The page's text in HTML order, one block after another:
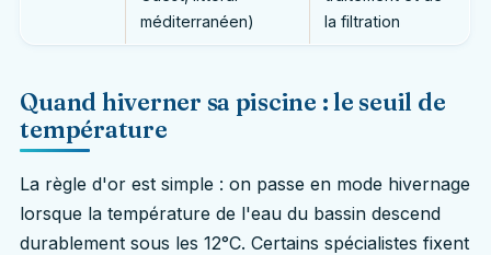
méditerranéen)
la filtration
Quand hiverner sa piscine : le seuil de
température
La règle d'or est simple : on passe en mode hivernage
lorsque la température de l'eau du bassin descend
durablement sous les 12°C. Certains spécialistes fixent